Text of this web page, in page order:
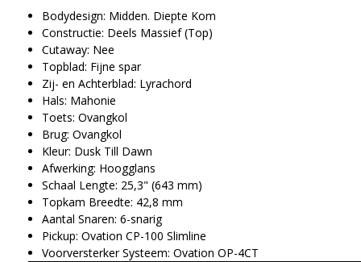
Bodydesign: Midden. Diepte Kom
Constructie: Deels Massief (Top)
Cutaway: Nee
Topblad: Fijne spar
Zij- en Achterblad: Lyrachord
Hals: Mahonie
Toets: Ovangkol
Brug: Ovangkol
Kleur: Dusk Till Dawn
Afwerking: Hoogglans
Schaal Lengte: 25,3" (643 mm)
Topkam Breedte: 42,8 mm
Aantal Snaren: 6-snarig
Pickup: Ovation CP-100 Slimline
Voorversterker Systeem: Ovation OP-4CT